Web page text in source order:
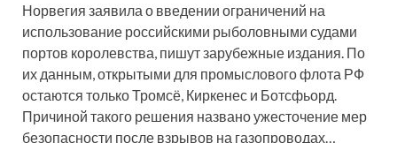
Норвегия заявила о введении ограничений на
использование российскими рыболовными судами
портов королевства, пишут зарубежные издания. По
их данным, открытыми для промыслового флота РФ
остаются только Тромсё, Киркенес и Ботсфьорд.
Причиной такого решения названо ужесточение мер
безопасности после взрывов на газопроводах…